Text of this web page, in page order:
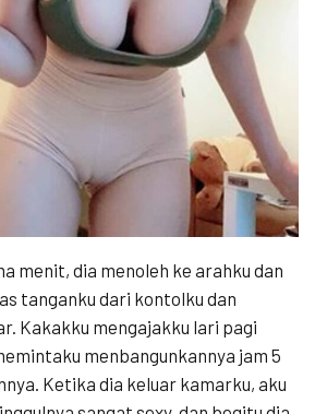
menit, dia menoleh ke arahku dan
tanganku dari kontolku dan
Kakakku mengajakku lari pagi
menbangunkannya jam 5
Ketika dia keluar kamarku, aku